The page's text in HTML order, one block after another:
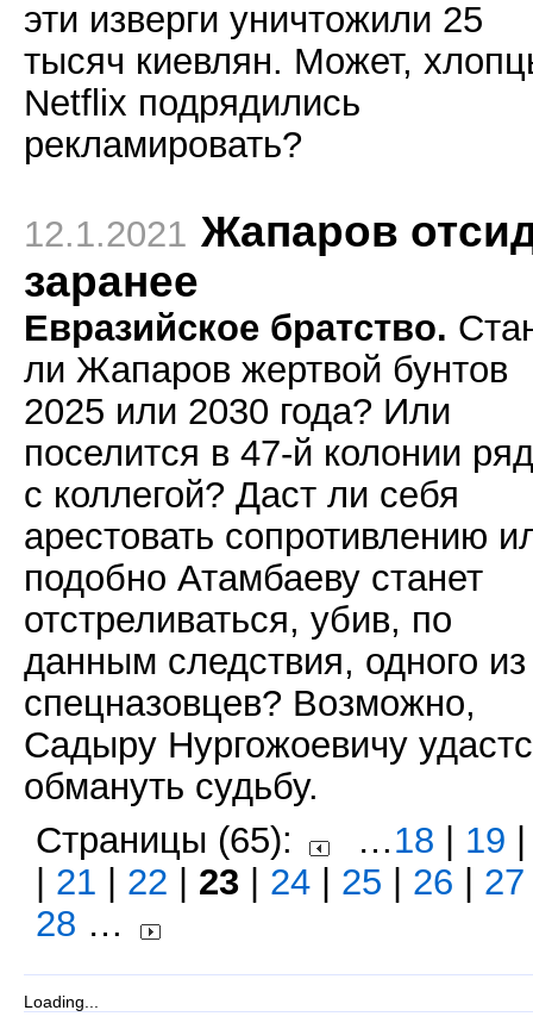
эти изверги уничтожили 25
тысяч киевлян. Может,
Netflix подрядились
рекламировать?
12.1.2021 Жапаров
заранее
Евразийское братство.
ли Жапаров жертвой бунтов
2025 или 2030 года? Или
поселится в 47-й колонии
с коллегой? Даст ли себя
арестовать сопротивлению
подобно Атамбаеву станет
отстреливаться, убив, по
данным следствия, одного из
спецназовцев? Возможно,
Садыру Нургожоевичу
обмануть судьбу.
Страницы (65):
…18 19
21 22 23 24 25 26 27
28 …
Loading...